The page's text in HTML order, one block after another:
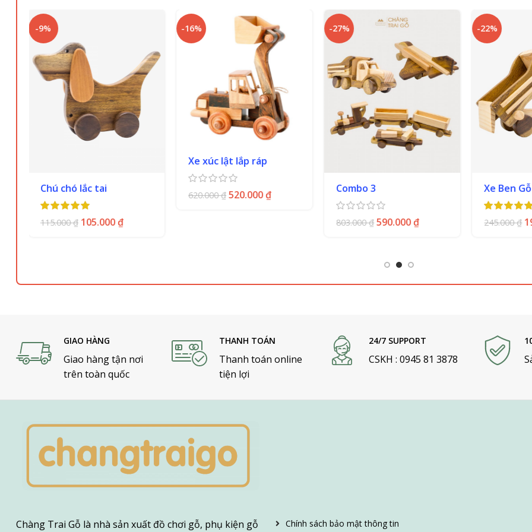
Các sản phẩm độc đáo, chất lượng và tự nhiên, mỗi sản phẩm được xử lý riêng và kiểm tra bằng tay để đảm bảo
Chàng Trai Gỗlà doanh nghiệp sản xuất các sản phẩm đồ chơi bằng gỗ, quà tặng gỗ,quà tặng doanh nghiệp , gia
-16%
620.000 ₫ 520.000
-27%
Combo 3
-22%
Xe Ben Gỗ Đồ Chơi
245.000₫ 190.000
Xe tăng
170.000
GIAO HÀNG
Giao hàng tận nơi
trên toàn quốc
THANH TOÁN
Thanh toán online
tiện lợi
24/7 SUPPORT
CSKH : 0945 81 3878
Chàng Trai Gỗ là nhà sản xuất đồ chơi gỗ, phụ kiện gỗ Chính sách bảo mật thông tin